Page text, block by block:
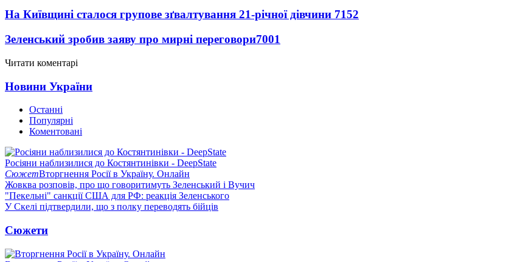
На Київщині сталося групове зґвалтування 21-річної дівчини 7152
Зеленський зробив заяву про мирні переговори7001
Читати коментарі
Новини України
Останні
Популярні
Коментовані
Росіяни наблизилися до Костянтинівки - DeepState
СюжетВторгнення Росії в Україну. Онлайн
Жовква розповів, про що говоритимуть Зеленський і Вучич
"Пекельні" санкції США для РФ: реакція Зеленського
У Скелі підтвердили, що з полку переводять бійців
Сюжети